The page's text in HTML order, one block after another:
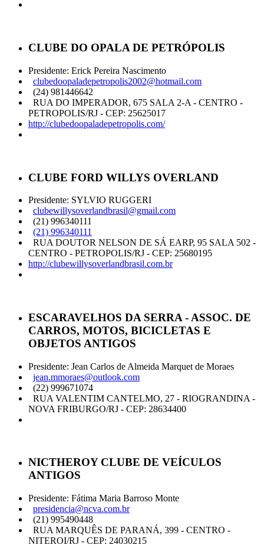
CLUBE DO OPALA DE PETRÓPOLIS
Presidente: Erick Pereira Nascimento
clubedoopaladepetropolis2002@hotmail.com
(24) 981446642
RUA DO IMPERADOR, 675 SALA 2-A - CENTRO -
PETROPOLIS/RJ - CEP: 25625017
http://clubedoopaladepetropolis.com/
CLUBE FORD WILLYS OVERLAND
Presidente: SYLVIO RUGGERI
clubewillysoverlandbrasil@gmail.com
(21) 996340111
(21) 996340111
RUA DOUTOR NELSON DE SÁ EARP, 95 SALA 502 -
CENTRO - PETROPOLIS/RJ - CEP: 25680195
http://clubewillysoverlandbrasil.com.br
ESCARAVELHOS DA SERRA - ASSOC. DE
CARROS, MOTOS, BICICLETAS E
OBJETOS ANTIGOS
Presidente: Jean Carlos de Almeida Marquet de Moraes
jean.mmoraes@outlook.com
(22) 999671074
RUA VALENTIM CANTELMO, 27 - RIOGRANDINA -
NOVA FRIBURGO/RJ - CEP: 28634400
NICTHEROY CLUBE DE VEÍCULOS
ANTIGOS
Presidente: Fátima Maria Barroso Monte
presidencia@ncva.com.br
(21) 995490448
RUA MARQUÊS DE PARANÁ, 399 - CENTRO -
NITEROI/RJ - CEP: 24030215